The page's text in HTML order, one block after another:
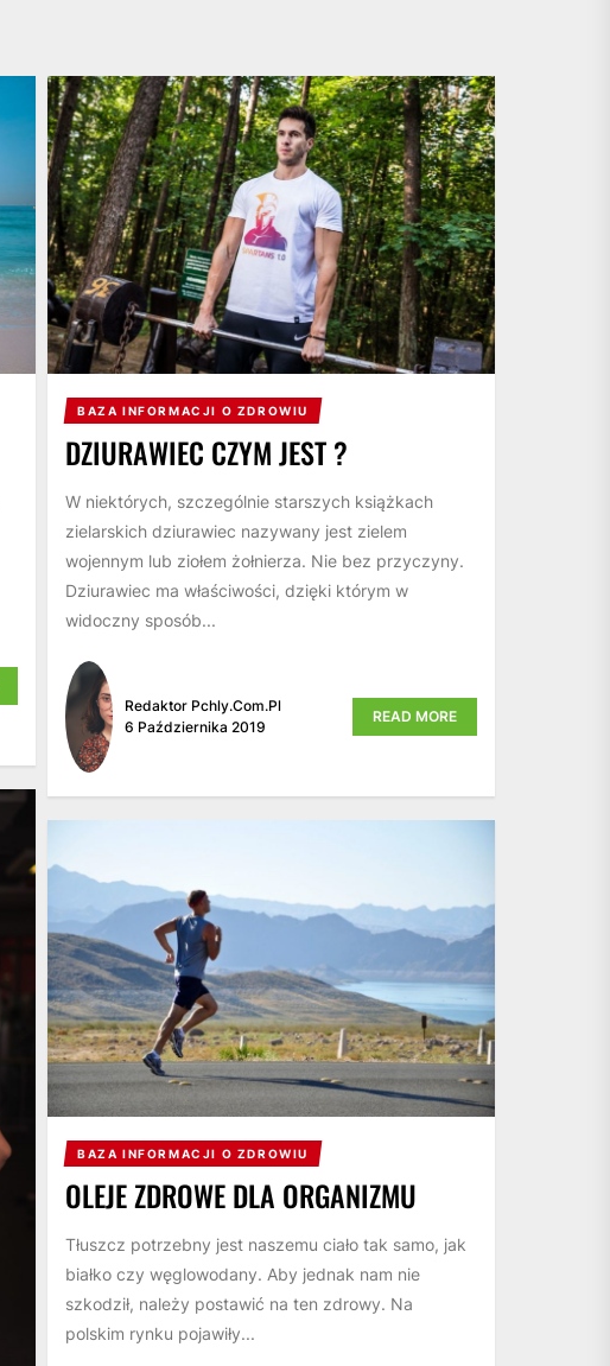
BAZA INFORMACJI O ZDROWIU
DZIURAWIEC CZYM JEST ?
W niektórych, szczególnie starszych książkach
zielarskich dziurawiec nazywany jest zielem
wojennym lub ziołem żołnierza. Nie bez przyczyny.
Dziurawiec ma właściwości, dzięki którym w
widoczny sposób...
Redaktor Pchly.com.pl
6 Października 2019
READ MORE
BAZA INFORMACJI O ZDROWIU
OLEJE ZDROWE DLA ORGANIZMU
Tłuszcz potrzebny jest naszemu ciało tak samo, jak
białko czy węglowodany. Aby jednak nam nie
szkodził, należy postawić na ten zdrowy. Na
polskim rynku pojawiły...